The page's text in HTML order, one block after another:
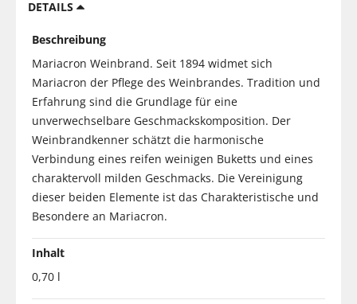
DETAILS
Beschreibung
Mariacron Weinbrand. Seit 1894 widmet sich
Mariacron der Pflege des Weinbrandes. Tradition und
Erfahrung sind die Grundlage für eine
unverwechselbare Geschmackskomposition. Der
Weinbrandkenner schätzt die harmonische
Verbindung eines reifen weinigen Buketts und eines
charaktervoll milden Geschmacks. Die Vereinigung
dieser beiden Elemente ist das Charakteristische und
Besondere an Mariacron.
Inhalt
0,70 l